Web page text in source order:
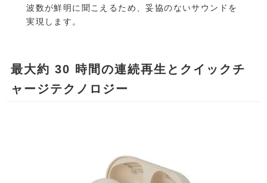
波数が鮮明に聞こえるため、妥協のないサウンドを
実現します。
最大約 30 時間の連続再生とクイックチ
ャージテクノロジー